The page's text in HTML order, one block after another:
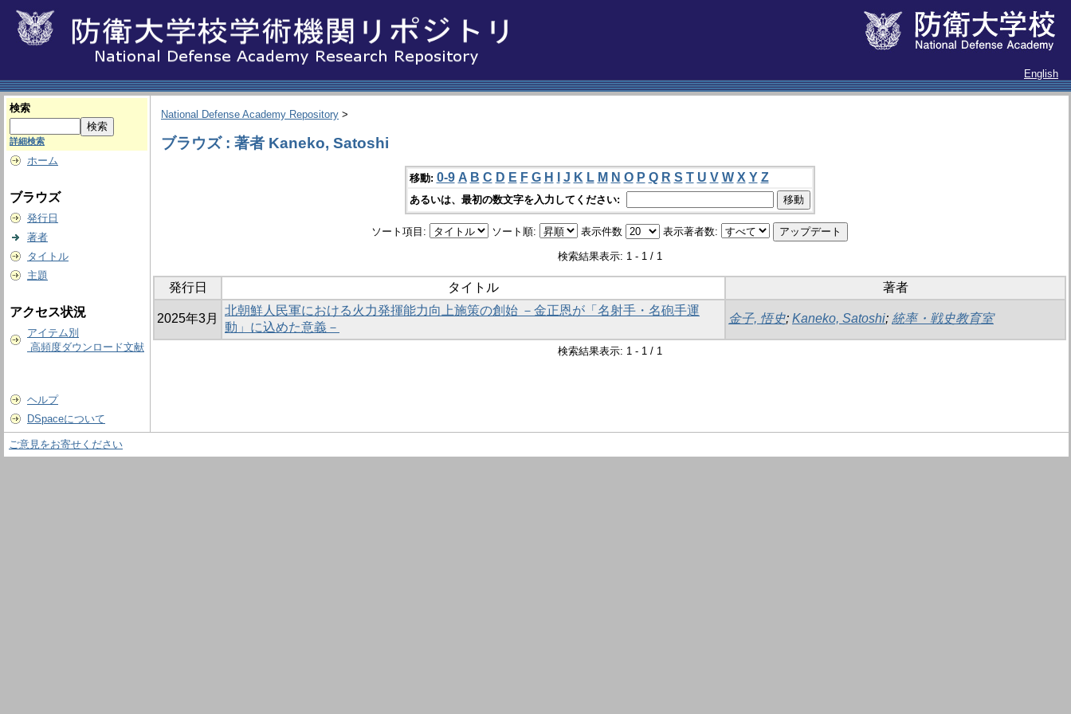
English
検索
詳細検索
ホーム
ブラウズ
発行日
著者
タイトル
主題
アクセス状況
アイテム別
高頻度ダウンロード文献
ヘルプ
DSpaceについて
National Defense Academy Repository >
ブラウズ : 著者 Kaneko, Satoshi
移動: 0-9 A B C D E F G H J K L M N O P Q R S T U V W X Y Z
あるいは、最初の数文字を入力してください:
ソート項目: ソート順: 表示件数 表示著者数:
検索結果表示: 1 - 1 / 1
発行日 タイトル 著者
2025年3月
北朝鮮人民軍における火力発揮能力向上施策の創始 －金正恩が「名射手・名砲手運
動」に込めた意義－
金子, 悟史; Kaneko, Satoshi; 統率・戦史教育室
検索結果表示: 1 - 1 / 1
ご意見をお寄せください